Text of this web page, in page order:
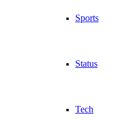
Sports
Status
Tech